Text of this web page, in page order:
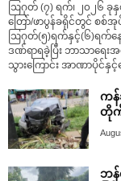
ဩဂုတ် (၇) ရက်၊ ၂၀၂၆
တြော်/ဖာပွန်ခရိုင်တွင် စ
ဩဂုတ်(၅)ရက်နှင့်(၆)ရက်နေ့
ဒဏ်ရာရခဲ့ပြီး ဘာသာရေ
သွားကြောင်း အာဏာပိုင်
ကန်
တိုက်
ဘန်